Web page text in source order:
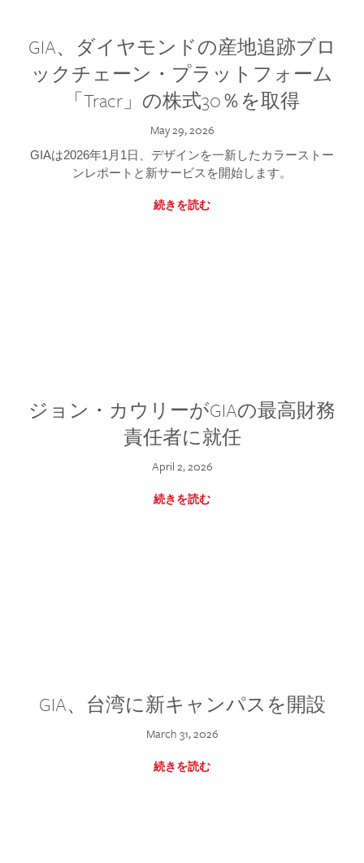
GIA、ダイヤモンドの産地追跡ブロ
ックチェーン・プラットフォーム
「Tracr」の株式30％を取得
May 29, 2026
GIAは2026年1月1日、デザインを一新したカラーストー
ンレポートと新サービスを開始します。
続きを読む
ジョン・カウリーがGIAの最高財務
責任者に就任
April 2, 2026
続きを読む
GIA、台湾に新キャンパスを開設
March 31, 2026
続きを読む